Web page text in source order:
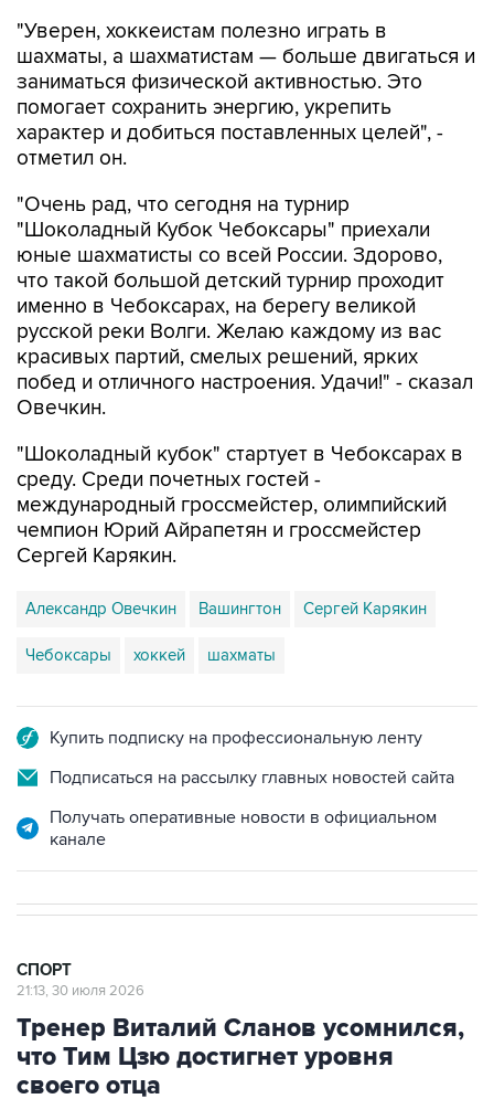
"Уверен, хоккеистам полезно играть в
шахматы, а шахматистам — больше двигаться и
заниматься физической активностью. Это
помогает сохранить энергию, укрепить
характер и добиться поставленных целей", -
отметил он.
"Очень рад, что сегодня на турнир
"Шоколадный Кубок Чебоксары" приехали
юные шахматисты со всей России. Здорово,
что такой большой детский турнир проходит
именно в Чебоксарах, на берегу великой
русской реки Волги. Желаю каждому из вас
красивых партий, смелых решений, ярких
побед и отличного настроения. Удачи!" - сказал
Овечкин.
"Шоколадный кубок" стартует в Чебоксарах в
среду. Среди почетных гостей -
международный гроссмейстер, олимпийский
чемпион Юрий Айрапетян и гроссмейстер
Сергей Карякин.
Александр Овечкин Вашингтон Сергей Карякин
Чебоксары хоккей шахматы
Купить подписку на профессиональную ленту
Подписаться на рассылку главных новостей сайта
Получать оперативные новости в официальном
канале
СПОРТ
21:13, 30 июля 2026
Тренер Виталий Сланов усомнился,
что Тим Цзю достигнет уровня
своего отца